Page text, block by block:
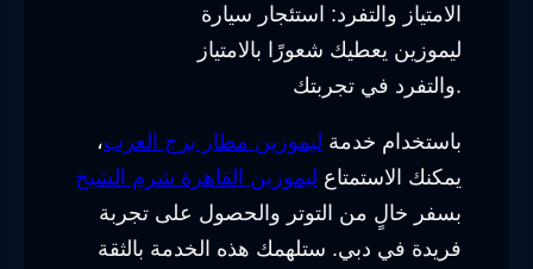
الامتياز والتفرد: استئجار سيارة
ليموزين يعطيك شعورًا بالامتياز
والتفرد في تجربتك.
باستخدام خدمة ليموزين مطار برج العرب،
يمكنك الاستمتاع ليموزين القاهرة شرم الشيخ
بسفر خالٍ من التوتر والحصول على تجربة
فريدة في دبي. ستلهمك هذه الخدمة بالثقة